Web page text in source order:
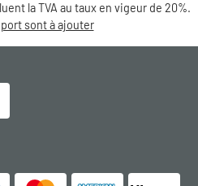
la TVA au taux en vigeur de 20%.
sont à ajouter